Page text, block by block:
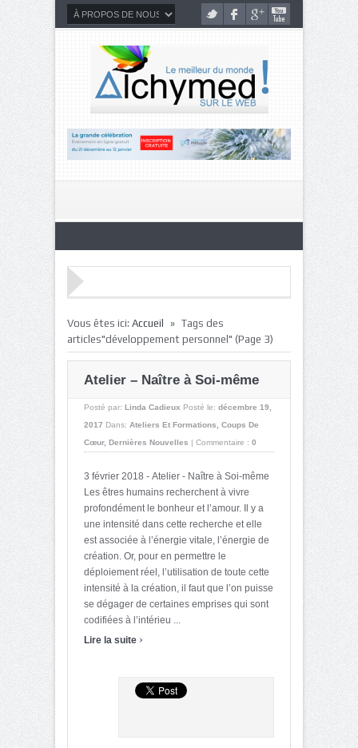
Vous êtes ici: Accueil » Tags des
articles"développement personnel" (Page 3)
Atelier – Naître à Soi-même
Posté par: Linda Cadieux Posté le: décembre 19,
2017 Dans: Ateliers Et Formations
Coups De
Cœur, Dernières Nouvelles | Commentaire : 0
3 février 2018 - Atelier - Naître à Soi-même
Les êtres humains recherchent à vivre
profondément le bonheur et l’amour. Il y a
une intensité dans cette recherche et elle
est associée à l’énergie vitale, l’énergie de
création. Or, pour en permettre le
déploiement réel, l’utilisation de toute cette
intensité à la création, il faut que l’on puisse
se dégager de certaines emprises qui sont
codifiées à l’intérieu ...
Lire la suite ›